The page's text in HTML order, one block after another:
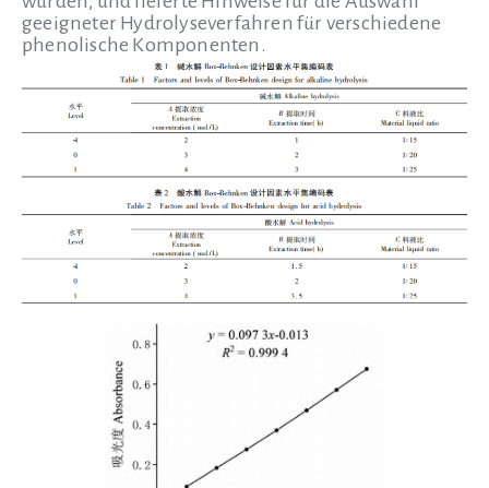
geeigneter Hydrolyseverfahren für verschiedene
phenolische Komponenten.